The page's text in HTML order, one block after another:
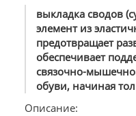
выкладка сводов
элемент из
предотвращает
обеспечивает
связочно-
обуви, начиная
Описание: